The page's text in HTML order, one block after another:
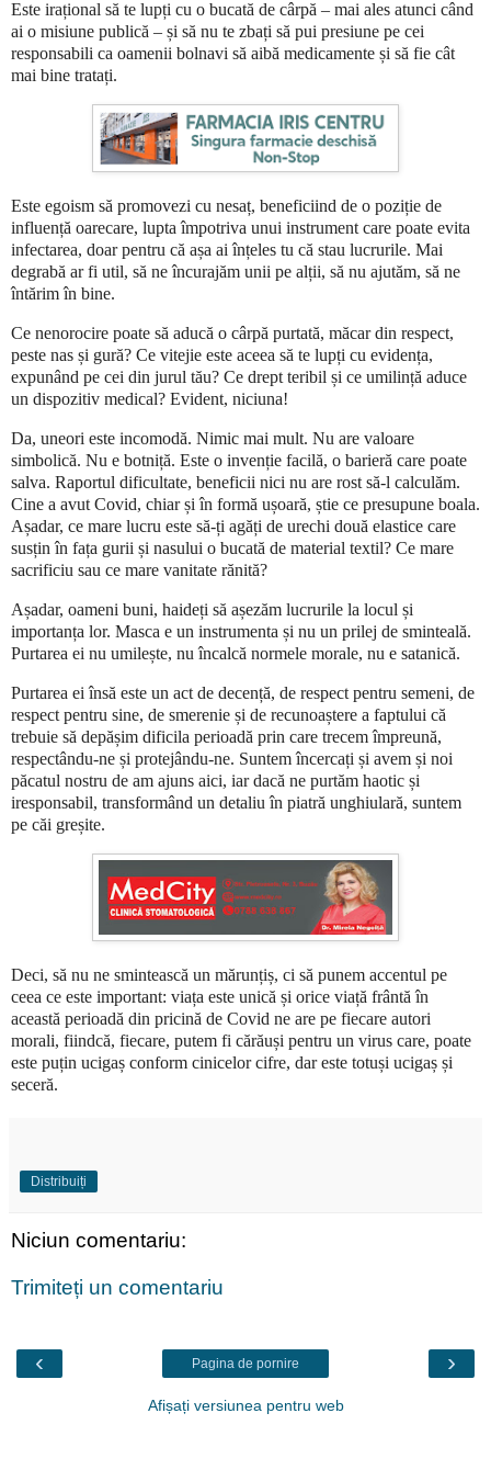
Este irațional să te lupți cu o bucată de cârpă – mai ales atunci când
ai o misiune publică – și să nu te zbați să pui presiune pe cei
responsabili ca oamenii bolnavi să aibă medicamente și să fie cât
mai bine tratați.
Este egoism să promovezi cu nesaț, beneficiind de o poziție de
influență oarecare, lupta împotriva unui instrument care poate evita
infectarea, doar pentru că așa ai înțeles tu că stau lucrurile. Mai
degrabă ar fi util, să ne încurajăm unii pe alții, să nu ajutăm, să ne
întărim în bine.
Ce nenorocire poate să aducă o cârpă purtată, măcar din respect,
peste nas și gură? Ce vitejie este aceea să te lupți cu evidența,
expunând pe cei din jurul tău? Ce drept teribil și ce umilință aduce
un dispozitiv medical? Evident, niciuna!
Da, uneori este incomodă. Nimic mai mult. Nu are valoare
simbolică. Nu e botniță. Este o invenție facilă, o barieră care poate
salva. Raportul dificultate, beneficii nici nu are rost să-l calculăm.
Cine a avut Covid, chiar și în formă ușoară, știe ce presupune boala.
Așadar, ce mare lucru este să-ți agăți de urechi două elastice care
susțin în fața gurii și nasului o bucată de material textil? Ce mare
sacrificiu sau ce mare vanitate rănită?
Așadar, oameni buni, haideți să așezăm lucrurile la locul și
importanța lor. Masca e un instrumenta și nu un prilej de sminteală.
Purtarea ei nu umilește, nu încalcă normele morale, nu e satanică.
Purtarea ei însă este un act de decență, de respect pentru semeni, de
respect pentru sine, de smerenie și de recunoaștere a faptului că
trebuie să depășim dificila perioadă prin care trecem împreună,
respectându-ne și protejându-ne. Suntem încercați și avem și noi
păcatul nostru de am ajuns aici, iar dacă ne purtăm haotic și
iresponsabil, transformând un detaliu în piatră unghiulară, suntem
pe căi greșite.
Deci, să nu ne smintească un mărunțiș, ci să punem accentul pe
ceea ce este important: viața este unică și orice viață frântă în
această perioadă din pricină de Covid ne are pe fiecare autori
morali, fiindcă, fiecare, putem fi cărăuși pentru un virus care, poate
este puțin ucigaș conform cinicelor cifre, dar este totuși ucigaș și
seceră.
Distribuiți
Niciun comentariu:
Trimiteți un comentariu
‹ ›
Pagina de pornire
Afișați versiunea pentru web